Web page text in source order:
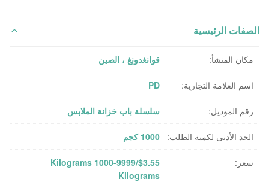
الصفات الرئيسية
مكان المنشأ: قوانغدونغ ، الصين
اسم العلامة التجارية: PD
رقم الموديل: سلسلة باب خزانة الملابس
الحد الأدنى لكمية الطلب: 1000 كجم
سعر:
$3.55/Kilograms 1000-9999
Kilograms